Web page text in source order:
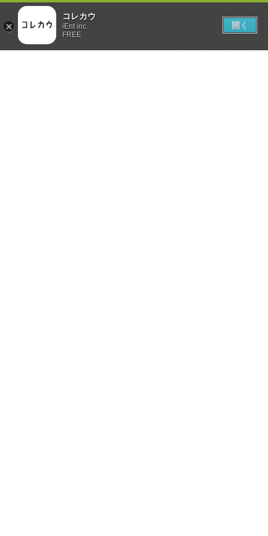
コレカウ
iEnt inc.
FREE
開く